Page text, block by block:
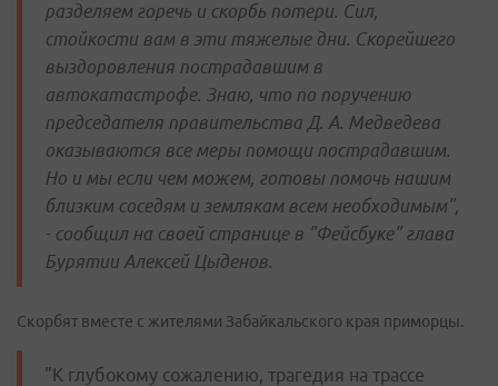
разделяем горечь и скорбь потери. Сил,
стойкости вам в эти тяжелые дни. Скорейшего
выздоровления пострадавшим в
автокатастрофе. Знаю, что по поручению
председателя правительства Д. А. Медведева
оказываются все меры помощи пострадавшим.
Но и мы если чем можем, готовы помочь нашим
близким соседям и землякам всем необходимым",
- сообщил на своей странице в "Фейсбуке" глава
Бурятии Алексей Цыденов.
Скорбят вместе с жителями Забайкальского края приморцы.
"К глубокому сожалению, трагедия на трассе